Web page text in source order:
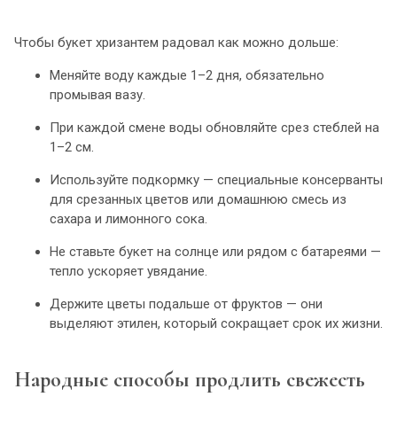
Чтобы букет хризантем радовал как можно дольше:
Меняйте воду каждые 1–2 дня, обязательно
промывая вазу.
При каждой смене воды обновляйте срез стеблей на
1–2 см.
Используйте подкормку — специальные консерванты
для срезанных цветов или домашнюю смесь из
сахара и лимонного сока.
Не ставьте букет на солнце или рядом с батареями —
тепло ускоряет увядание.
Держите цветы подальше от фруктов — они
выделяют этилен, который сокращает срок их жизни.
Народные способы продлить свежесть